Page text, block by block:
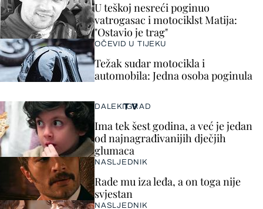
U teškoj nesreći poginuo
vatrogasac i motociklst Matija:
"Ostavio je trag"
OČEVID U TIJEKU
Težak sudar motocikla i
automobila: Jedna osoba poginula
TV
DALEKI GRAD
Ima tek šest godina, a već je jedan
od najnagrađivanijih dječjih
glumaca
NASLJEDNIK
Rade mu iza leđa, a on toga nije
svjestan
NASLJEDNIK